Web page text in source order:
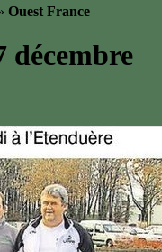
Ouest France
décembre